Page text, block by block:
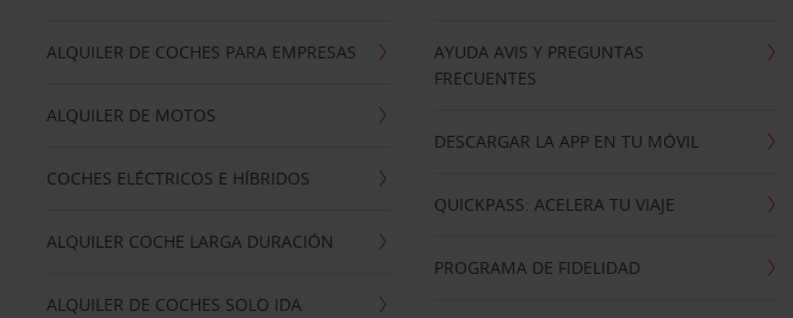
ALQUILER DE COCHES PARA EMPRESAS
ALQUILER DE MOTOS
COCHES ELÉCTRICOS E HÍBRIDOS
ALQUILER COCHE LARGA DURACIÓN
ALQUILER DE COCHES SOLO IDA
AYUDA AVIS Y PREGUNTAS
FRECUENTES
DESCARGAR LA APP EN TU MÓVIL
QUICKPASS: ACELERA TU VIAJE
PROGRAMA DE FIDELIDAD